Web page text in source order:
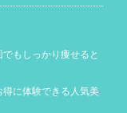
もしっかり痩せると
得に体験できる人気美